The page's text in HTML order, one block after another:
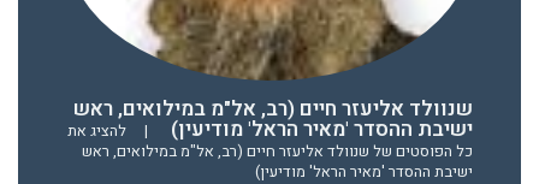
שנוולד אליעזר חיים (רב, אל"מ במילואים, ראש
ישיבת ההסדר 'מאיר הראל' מודיעין) |
להציג את
כל הפוסטים של שנוולד אליעזר חיים (רב, אל"מ במילואים, ראש
ישיבת ההסדר 'מאיר הראל' מודיעין)